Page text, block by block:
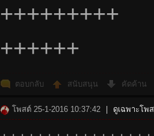
+++++++++
++++++
ตอบกลับ สนับสนุน คัดค้าน
โพสต์ 25-1-2016 10:37:42 ดูเฉพาะโพ